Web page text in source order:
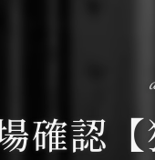
確認【